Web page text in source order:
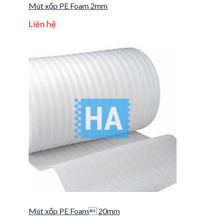
Mút xốp PE Foam 2mm
Liên hệ
Mút xốp PE Foam 20mm